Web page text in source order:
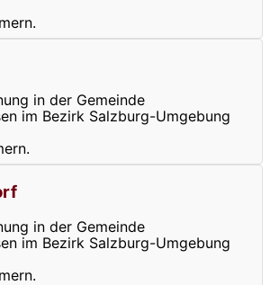
in der Gemeinde
im Bezirk Salzburg-Umgebung
in der Gemeinde
im Bezirk Salzburg-Umgebung